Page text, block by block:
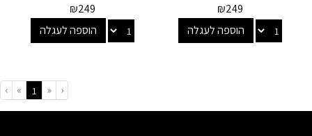
₪249
הוספה לעגלה
₪249
הוספה לעגלה
‹
«
1
»
›